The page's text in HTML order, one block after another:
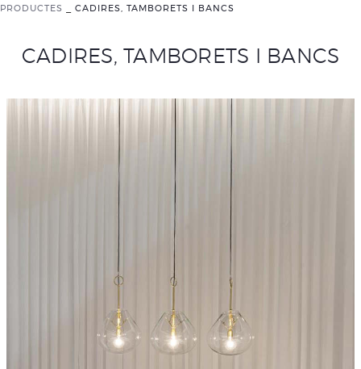
PRODUCTES CADIRES, TAMBORETS I BANCS
CADIRES, TAMBORETS I BANCS